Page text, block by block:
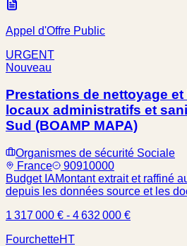
Appel d'Offre Public
URGENT
Nouveau
Prestations de nettoyage
locaux administratifs et
Sud (BOAMP MAPA)
Organismes de sécurité Sociale
France
90910000
Budget IAMontant extrait et raffiné
depuis les données source et les
1 317 000 € - 4 632 000 €
FourchetteHT